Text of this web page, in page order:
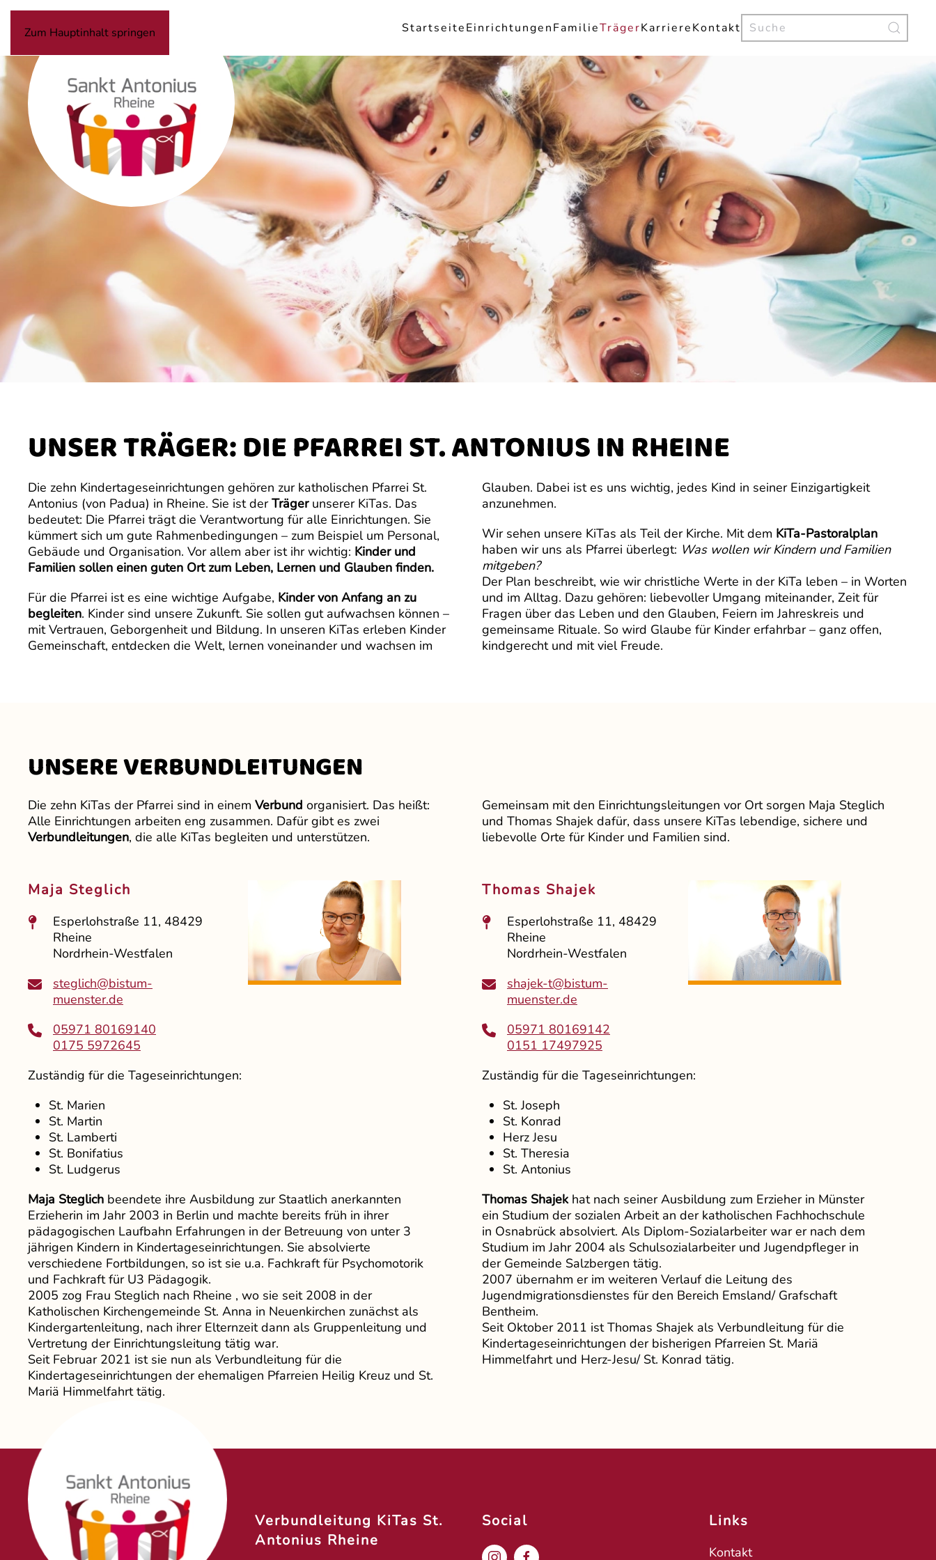
Zum Hauptinhalt springen StartseiteEinrichtungenFamilieTrägerKarriereKontakt
UNSER TRÄGER: DIE PFARREI ST. ANTONIUS IN RHEINE
Die zehn Kindertageseinrichtungen gehören zur katholischen Pfarrei St.
Antonius (von Padua) in Rheine. Sie ist derTrägerunserer KiTas. Das
bedeutet: Die Pfarrei trägt die Verantwortung für alle Einrichtungen. Sie
kümmert sich um gute Rahmenbedingungen – zum Beispiel um Personal,
Gebäude und Organisation. Vor allem aber ist ihr wichtig: Kinder und
Familien sollen einen guten Ort zum Leben, Lernen und Glauben finden.
Für die Pfarrei ist es eine wichtige Aufgabe, Kinder von Anfang an zu
begleiten. Kinder sind unsere Zukunft. Sie sollen gut aufwachsen können –
mit Vertrauen, Geborgenheit und Bildung. In unseren KiTas erleben Kinder
Gemeinschaft, entdecken die Welt, lernen voneinander und wachsen im
Glauben. Dabei ist es uns wichtig, jedes Kind in seiner Einzigartigkeit
anzunehmen.
Wir sehen unsere KiTas als Teil der Kirche. Mit dem KiTa-Pastoralplan
haben wir uns als Pfarrei überlegt: Was wollen wir Kindern und Familien
mitgeben?
Der Plan beschreibt, wie wir christliche Werte in der KiTa leben – in Worten
und im Alltag. Dazu gehören: liebevoller Umgang miteinander, Zeit für
Fragen über das Leben und den Glauben, Feiern im Jahreskreis und
gemeinsame Rituale. So wird Glaube für Kinder erfahrbar – ganz offen,
kindgerecht und mit viel Freude.
UNSERE VERBUNDLEITUNGEN
Die zehn KiTas der Pfarrei sind in einem Verbund organisiert. Das heißt:
Alle Einrichtungen arbeiten eng zusammen. Dafür gibt es zwei
Verbundleitungen, die alle KiTas begleiten und unterstützen.
Gemeinsam mit den Einrichtungsleitungen vor Ort sorgen Maja Steglich
und Thomas Shajek dafür, dass unsere KiTas lebendige, sichere und
liebevolle Orte für Kinder und Familien sind.
Maja Steglich
Esperlohstraße 11, 48429
Rheine
Nordrhein-Westfalen
steglich@bistum-
muenster.de
05971 80169140
0175 5972645
Zuständig für die Tageseinrichtungen:
St. Marien
St. Martin
St. Lamberti
St. Bonifatius
St. Ludgerus
Maja Steglich beendete ihre Ausbildung zur Staatlich anerkannten
Erzieherin im Jahr 2003 in Berlin und machte bereits früh in ihrer
pädagogischen Laufbahn Erfahrungen in der Betreuung von unter 3
jährigen Kindern in Kindertageseinrichtungen. Sie absolvierte
verschiedene Fortbildungen, so ist sie u.a. Fachkraft für Psychomotorik
und Fachkraft für U3 Pädagogik.
2005 zog Frau Steglich nach Rheine , wo sie seit 2008 in der
Katholischen Kirchengemeinde St. Anna in Neuenkirchen zunächst als
Kindergartenleitung, nach ihrer Elternzeit dann als Gruppenleitung und
Vertretung der Einrichtungsleitung tätig war.
Seit Februar 2021 ist sie nun als Verbundleitung für die
Kindertageseinrichtungen der ehemaligen Pfarreien Heilig Kreuz und St.
Mariä Himmelfahrt tätig.
Thomas Shajek
Esperlohstraße 11, 48429
Rheine
Nordrhein-Westfalen
shajek-t@bistum-
muenster.de
05971 80169142
0151 17497925
Zuständig für die Tageseinrichtungen:
St. Joseph
St. Konrad
Herz Jesu
St. Theresia
St. Antonius
Thomas Shajek hat nach seiner Ausbildung zum Erzieher in Münster
ein Studium der sozialen Arbeit an der katholischen Fachhochschule
in Osnabrück absolviert. Als Diplom-Sozialarbeiter war er nach dem
Studium im Jahr 2004 als Schulsozialarbeiter und Jugendpfleger in
der Gemeinde Salzbergen tätig.
2007 übernahm er im weiteren Verlauf die Leitung des
Jugendmigrationsdienstes für den Bereich Emsland/ Grafschaft
Bentheim.
Seit Oktober 2011 ist Thomas Shajek als Verbundleitung für die
Kindertageseinrichtungen der bisherigen Pfarreien St. Mariä
Himmelfahrt und Herz-Jesu/ St. Konrad tätig.
Verbundleitung KiTas St.
Antonius Rheine
Social Links
Kontakt